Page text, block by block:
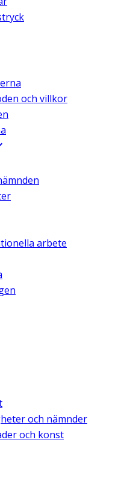
och villkor
arbete
och nämnder
och konst